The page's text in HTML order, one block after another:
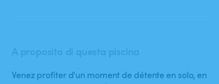
Venez profiter d'un moment de détente en solo​,​ en